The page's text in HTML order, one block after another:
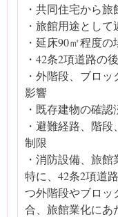
・共同住宅から
・旅館用途とし
・延床90㎡程度
・42条2項道路の
・外階段、ブロ
影響
・既存建物の確
・避難経路、階
制限
・消防設備、旅
特に、42条2項道
つ外階段やブロッ
合、旅館業化にあ